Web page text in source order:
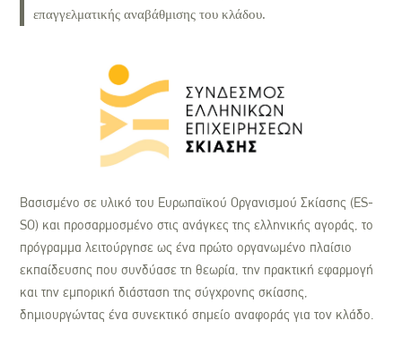
επαγγελματικής αναβάθμισης του κλάδου.
Βασισμένο σε υλικό του Ευρωπαϊκού Οργανισμού Σκίασης (ES-
SO) και προσαρμοσμένο στις ανάγκες της ελληνικής αγοράς, το
πρόγραμμα λειτούργησε ως ένα πρώτο οργανωμένο πλαίσιο
εκπαίδευσης που συνδύασε τη θεωρία, την πρακτική εφαρμογή
και την εμπορική διάσταση της σύγχρονης σκίασης,
δημιουργώντας ένα συνεκτικό σημείο αναφοράς για τον κλάδο.